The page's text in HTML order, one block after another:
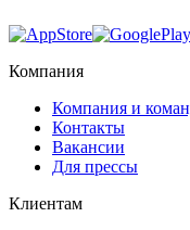
Компания
Компания и
Контакты
Вакансии
Для прессы
Клиентам